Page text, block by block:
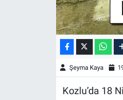
Şeyma Kaya
Kozlu’da 18